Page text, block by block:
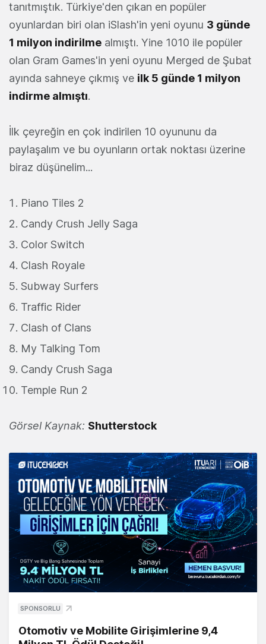
tanıtmıştık. Türkiye'den çıkan en popüler
oyunlardan biri olan iSlash'in yeni oyunu 3 günde
1 milyon indirilme almıştı. Yine 1010 ile popüler
olan Gram Games'in yeni oyunu Merged de Şubat
ayında sahneye çıkmış ve ilk 5 günde 1 milyon
indirme almıştı.
İlk çeyreğin en çok indirilen 10 oyununu da
paylaşalım ve bu oyunların ortak noktası üzerine
biraz düşünelim...
Piano Tiles 2
Candy Crush Jelly Saga
Color Switch
Clash Royale
Subway Surfers
Traffic Rider
Clash of Clans
My Talking Tom
Candy Crush Saga
Temple Run 2
Görsel Kaynak: Shutterstock
SPONSORLU
Otomotiv ve Mobilite Girişimlerine 9,4